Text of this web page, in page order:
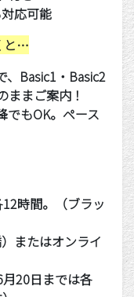
応可能
…
Basic1 ・ Basic2
ままご案内！
でもOK。ペース
12時間。
（ブラッ
またはオンライ
20日までは各